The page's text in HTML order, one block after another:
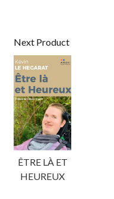
Next Product
ÊTRE LÀ ET
HEUREUX